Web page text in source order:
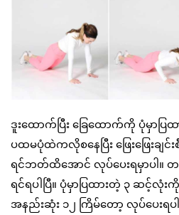
ဒူးထောက်ပြီး ခြေထောက်ကို ပုံမှာပြ
ပထမပုံထဲကလိုစနေပြီး ဖြေးဖြေးချ
ရင်ဘတ်ထိအောင် လုပ်ပေးရမှာပါ။ တ
ရင်ရပါပြီ။ ပုံမှာပြထားတဲ့ ၃ ဆင့်လုံး
အနည်းဆုံး ၁၂ ကြိမ်တော့ လုပ်ပေးရပ